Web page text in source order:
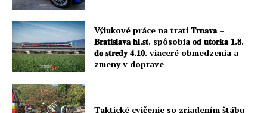
Výlukové práce na trati 𝐓𝐫𝐧𝐚𝐯𝐚 –
𝐁𝐫𝐚𝐭𝐢𝐬𝐥𝐚𝐯𝐚 𝐡𝐥.𝐬𝐭. spôsobia 𝐨𝐝 𝐮𝐭𝐨𝐫𝐤𝐚 𝟏.𝟖.
𝐝𝐨 𝐬𝐭𝐫𝐞𝐝𝐲 𝟒.𝟏𝟎. viaceré obmedzenia a
zmeny v doprave
Taktické cvičenie so zriadením štábu